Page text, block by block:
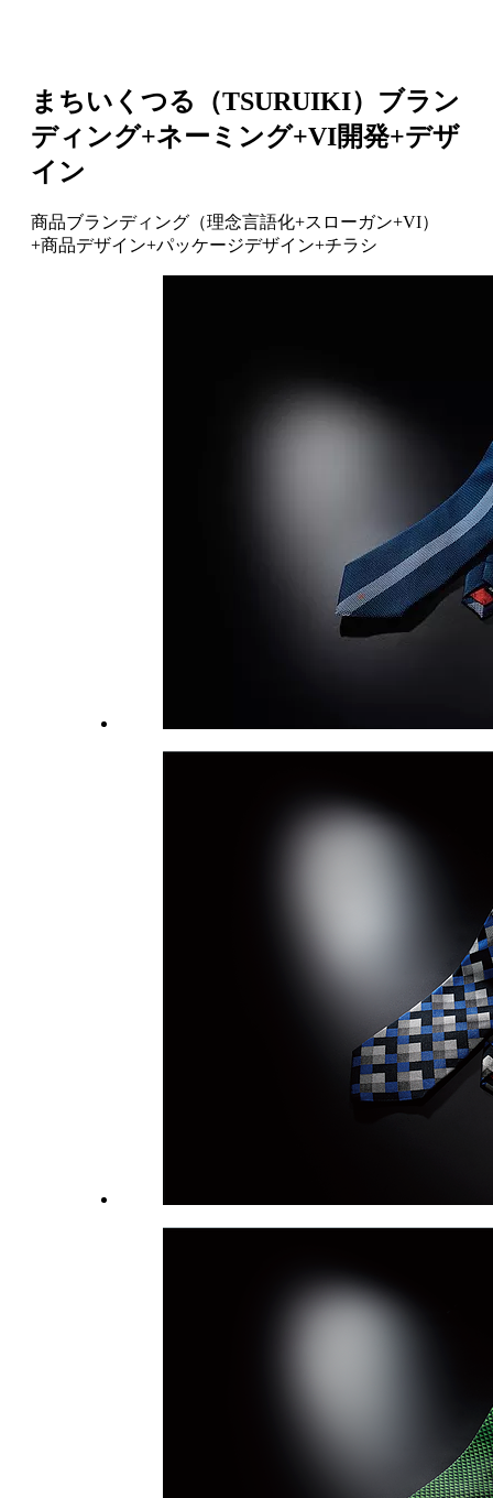
まちいくつる（TSURUIKI）ブラン
ディング+ネーミング+VI開発+デザ
イン
商品ブランディング（理念言語化+スローガン+VI）
+商品デザイン+パッケージデザイン+チラシ